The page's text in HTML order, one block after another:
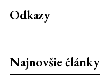
Odkazy
Najnovšie články